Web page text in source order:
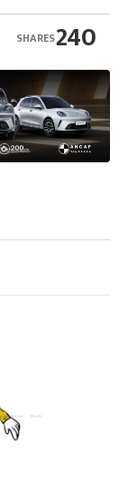
240
SHARES